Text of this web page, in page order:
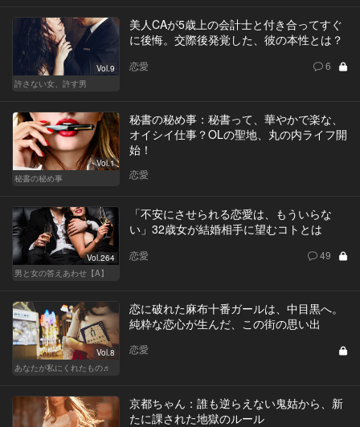
Vol.9
許さない女、許す男
美人CAが5歳上の会計士と付き合ってすぐ
に後悔。交際後発覚した、彼の本性とは？
恋愛 6
Vol.1
秘書の秘め事
秘書の秘め事：秘書って、華やかで楽な、
オイシイ仕事？OLの聖地、丸の内ライフ開
始！
恋愛
Vol.264
男と女の答えあわせ【A】
「不安にさせられる恋愛は、もういらな
い」32歳女が結婚相手に望むコトとは
恋愛 49
Vol.8
あなたが私にくれたもの♬
恋に破れた麻布十番ガールは、中目黒へ。
純粋な恋心が生んだ、この街の思い出
恋愛
京都ちゃん：誰も逆らえない鬼姑から、新
たに課された地獄のルール